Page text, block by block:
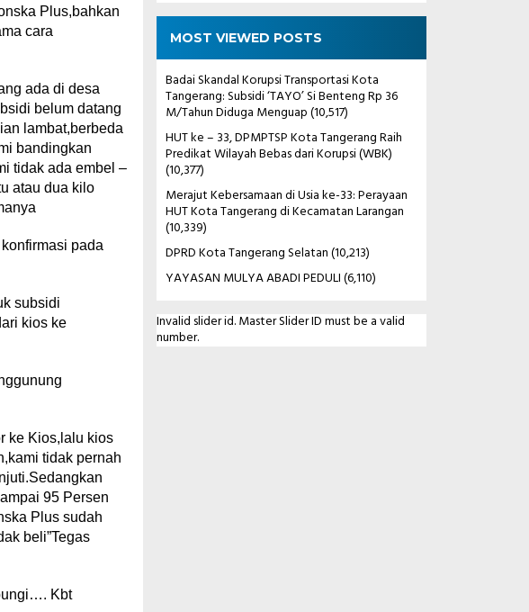
Plus,bahkan
cara
ada di desa
belum datang
lambat,berbeda
bandingkan
tidak ada embel –
atau dua kilo
pada
subsidi
kios ke
ke Kios,lalu kios
tidak pernah
95 Persen
Plus sudah
beli”Tegas
Kbt
MOST VIEWED POSTS
Badai Skandal Korupsi Transportasi Kota
Tangerang: Subsidi ‘TAYO’ Si Benteng Rp 36
M/Tahun Diduga Menguap(10,517)
HUT ke – 33, DPMPTSP Kota Tangerang Raih
Predikat Wilayah Bebas dari Korupsi (WBK)
(10,377)
Merajut Kebersamaan di Usia ke-33: Perayaan
HUT Kota Tangerang di Kecamatan Larangan
(10,339)
DPRD Kota Tangerang Selatan(10,213)
YAYASAN MULYA ABADI PEDULI(6,110)
Invalid slider id. Master Slider ID must be a valid
number.